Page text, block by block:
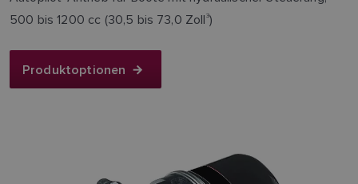
500 bis 1200 cc (30,5 bis 73,0 Zoll 3)
Produktoptionen